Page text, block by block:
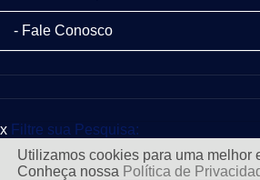
Fale Conosco
x Filtre sua Pesquisa:
Utilizamos cookies para uma melhor
Conheça nossa Política de